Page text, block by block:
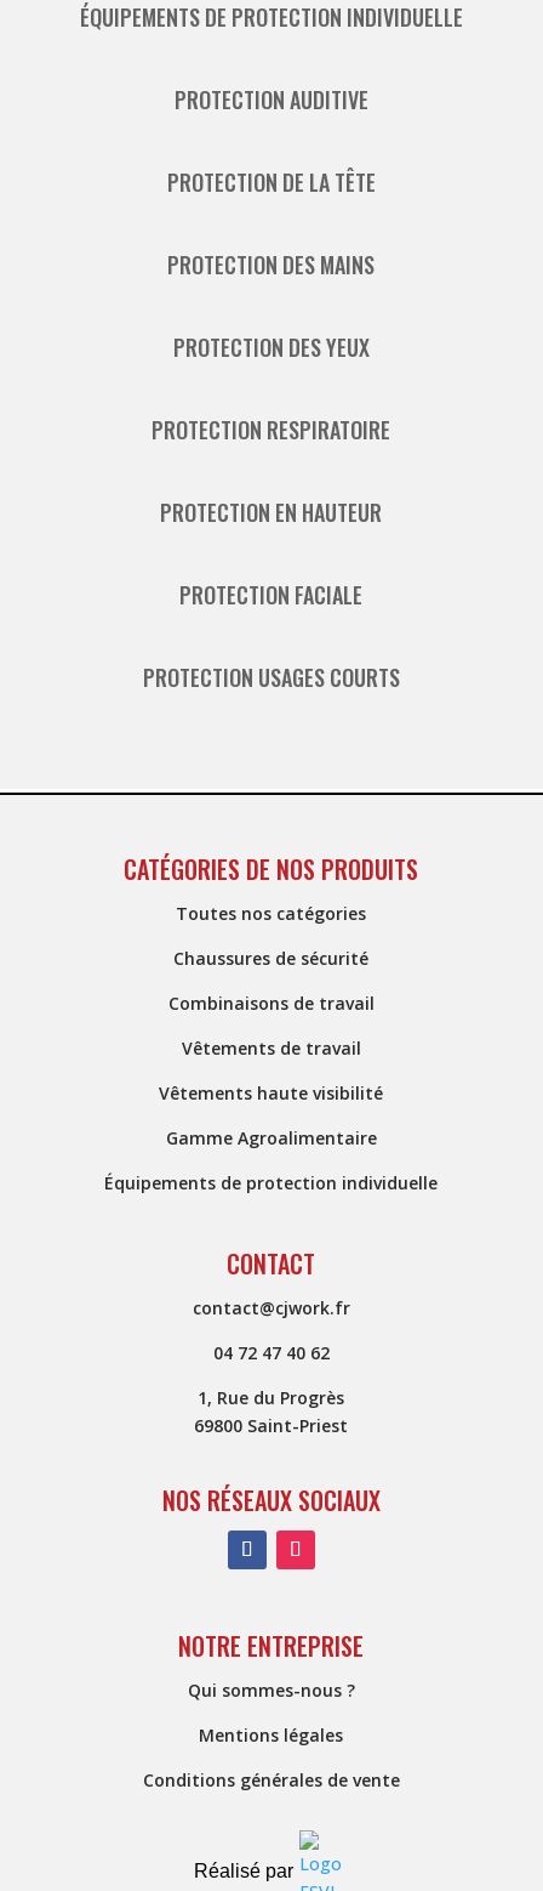
ÉQUIPEMENTS DE PROTECTION INDIVIDUELLE
PROTECTION AUDITIVE
PROTECTION DE LA TÊTE
PROTECTION DES MAINS
PROTECTION DES YEUX
PROTECTION RESPIRATOIRE
PROTECTION EN HAUTEUR
PROTECTION FACIALE
PROTECTION USAGES COURTS
CATÉGORIES DE NOS PRODUITS
Toutes nos catégories
Chaussures de sécurité
Combinaisons de travail
Vêtements de travail
Vêtements haute visibilité
Gamme Agroalimentaire
Équipements de protection individuelle
CONTACT
contact@cjwork.fr
04 72 47 40 62
1, Rue du Progrès
69800 Saint-Priest
NOS RÉSEAUX SOCIAUX
NOTRE ENTREPRISE
Qui sommes-nous ?
Mentions légales
Conditions générales de vente
Réalisé par